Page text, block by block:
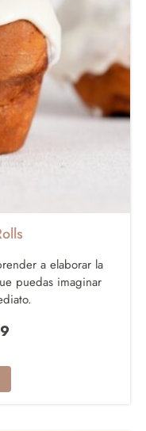
a elaborar la
puedas imaginar